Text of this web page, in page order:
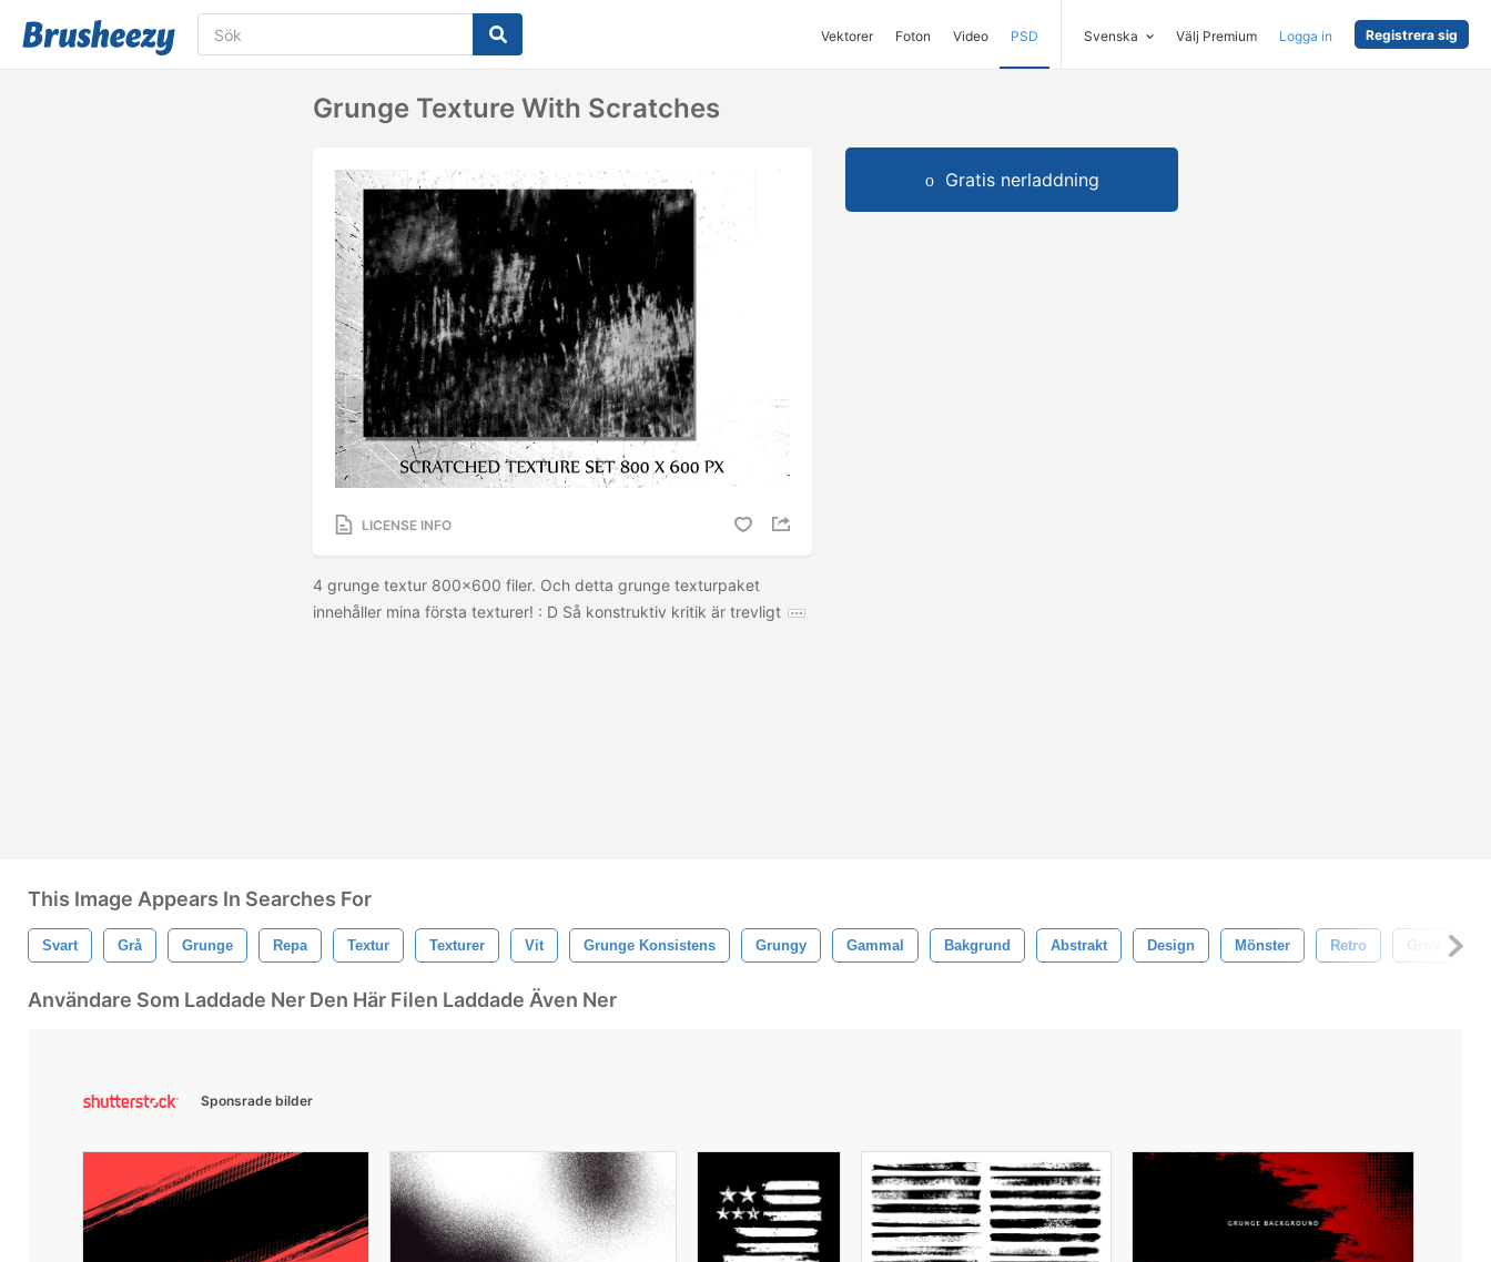
Vektorer Foton Video PSD Svenska Välj Premium Logga in Registrera sig
Grunge Texture With Scratches
LICENSE INFO
4 grunge textur 800x600 filer. Och detta grunge texturpaket
innehåller mina första texturer! : D Så konstruktiv kritik är trevligt
Gratis nerladdning
This Image Appears In Searches For
Svart Grå Grunge Repa Textur Texturer Vit Grunge Konsistens Grungy Gammal Bakgrund Abstrakt Design Mönster Retro Grov
Användare Som Laddade Ner Den Här Filen Laddade Även Ner
Sponsrade bilder